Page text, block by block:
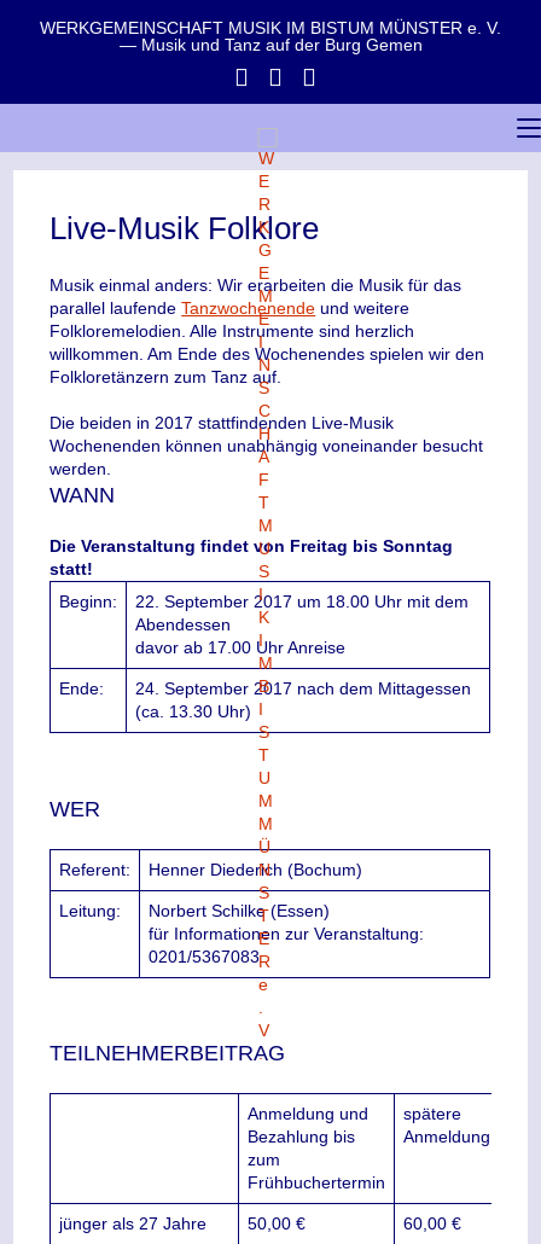
WERKGEMEINSCHAFT MUSIK IM BISTUM MÜNSTER e. V.
— Musik und Tanz auf der Burg Gemen
Live-Musik Folklore
Musik einmal anders: Wir erarbeiten die Musik für das
parallel laufendeTanzwochenende und weitere
Folkloremelodien. Alle Instrumente sind herzlich
willkommen. Am Ende des Wochenendes spielen wir den
Folkloretänzern zum Tanz auf.
Die beiden in 2017 stattfindenden Live-Musik
Wochenenden können unabhängig voneinander besucht
werden.
WANN
Die Veranstaltung findet von Freitag bis Sonntag
statt!
Beginn:
22. September 2017 um 18.00 Uhr mit dem
Abendessen
davor ab 17.00 Uhr Anreise
Ende:
24. September 2017 nach dem Mittagessen
(ca. 13.30 Uhr)
WER
Referent: Henner Diederich (Bochum)
Leitung:
Norbert Schilke (Essen)
für Informationen zur Veranstaltung:
0201/5367083
TEILNEHMERBEITRAG
Anmeldung und
Bezahlung bis
zum
Frühbuchertermin
spätere
Anmeldung
jünger als 27 Jahre 50,00 € 60,00 €